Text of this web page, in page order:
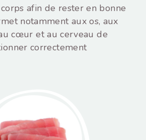
afin de rester en bonne
notamment aux os, aux
cœur et au cerveau de
correctement